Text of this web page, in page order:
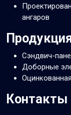
ангаров
Сэндвич-
Доборные
Контакты